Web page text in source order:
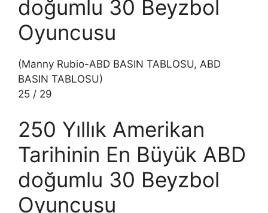
doğumlu 30 Beyzbol
Oyuncusu
(Manny Rubio-ABD BASIN TABLOSU, ABD
BASIN TABLOSU)
25 / 29
250 Yıllık Amerikan
Tarihinin En Büyük ABD
doğumlu 30 Beyzbol
Oyuncusu